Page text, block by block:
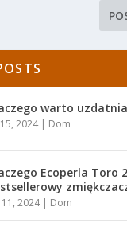
warto
2024| Dom
Ecoperla Toro
2024| Dom